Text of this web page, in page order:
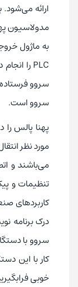
به ماژول
سروو
سروو است.
پهنا پالس
می‌باشند و
تنظیمات و
کاربردهای
سروو با
کار با این
خوبی